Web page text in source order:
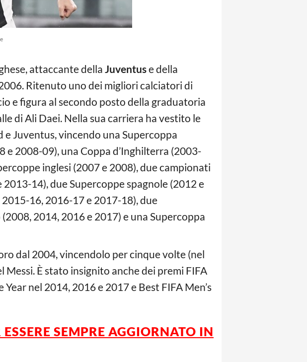
attaccante della Juventuse della
Ritenuto uno dei migliori calciatori di
e figura al secondo posto della graduatoria
di Ali Daei. Nella sua carriera ha vestito le
Juventus, vincendo una Supercoppa
2008-09), una Coppa d’Inghilterra (2003-
inglesi (2007 e 2008), due campionati
14), due Supercoppe spagnole (2012 e
16, 2016-17 e 2017-18), due
2014, 2016 e 2017) e una Supercoppa
dal 2004, vincendolo per cinque volte (nel
È stato insignito anche dei premi FIFA
nel 2014, 2016 e 2017 e Best FIFA Men’s
ESSERE SEMPRE AGGIORNATO IN